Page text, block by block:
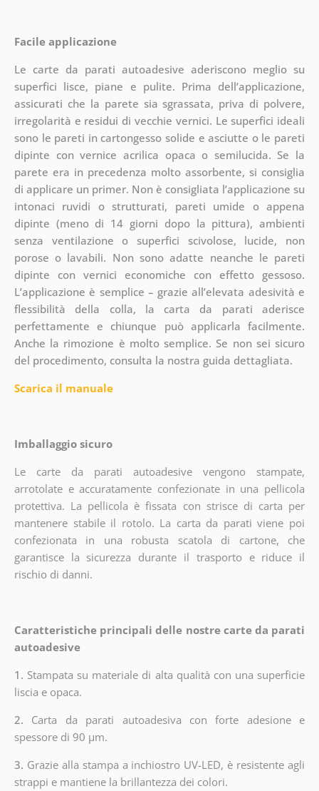
Facile applicazione
Le carte da parati autoadesive aderiscono meglio su
superfici lisce, piane e pulite. Prima dell’applicazione,
assicurati che la parete sia sgrassata, priva di polvere,
irregolarità e residui di vecchie vernici. Le superfici ideali
sono le pareti in cartongesso solide e asciutte o le pareti
dipinte con vernice acrilica opaca o semilucida. Se la
parete era in precedenza molto assorbente, si consiglia
di applicare un primer. Non è consigliata l’applicazione su
intonaci ruvidi o strutturati, pareti umide o appena
dipinte (meno di 14 giorni dopo la pittura), ambienti
senza ventilazione o superfici scivolose, lucide, non
porose o lavabili. Non sono adatte neanche le pareti
dipinte con vernici economiche con effetto gessoso.
L’applicazione è semplice – grazie all’elevata adesività e
flessibilità della colla, la carta da parati aderisce
perfettamente e chiunque può applicarla facilmente.
Anche la rimozione è molto semplice. Se non sei sicuro
del procedimento, consulta la nostra guida dettagliata.
Scarica il manuale
Imballaggio sicuro
Le carte da parati autoadesive vengono stampate,
arrotolate e accuratamente confezionate in una pellicola
protettiva. La pellicola è fissata con strisce di carta per
mantenere stabile il rotolo. La carta da parati viene poi
confezionata in una robusta scatola di cartone, che
garantisce la sicurezza durante il trasporto e riduce il
rischio di danni.
Caratteristiche principali delle nostre carte da parati
autoadesive
1. Stampata su materiale di alta qualità con una superficie
liscia e opaca.
2. Carta da parati autoadesiva con forte adesione e
spessore di 90 µm.
3. Grazie alla stampa a inchiostro UV-LED, è resistente agli
strappi e mantiene la brillantezza dei colori.